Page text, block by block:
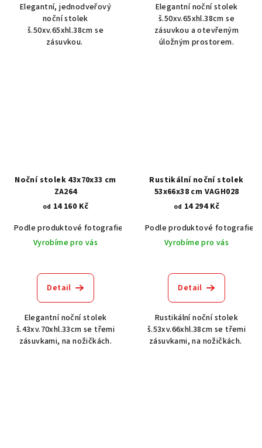
Elegantní, jednodveřový
noční stolek
š.50xv.65xhl.38cm se
zásuvkou.
Elegantní noční stolek
š.50xv.65xhl.38cm se
zásuvkou a otevřeným
úložným prostorem.
Noční stolek 43x70x33 cm
ZA264
od 14 160 Kč
Podle produktové fotografie
Akát vintage BT1551
Dub světlý
Vyrobíme pro vás
Detail
Elegantní noční stolek
š.43xv.70xhl.33cm se třemi
zásuvkami, na nožičkách.
Rustikální noční stolek
53x66x38 cm VAGH028
od 14 294 Kč
Podle produktové fotografie
Vyrobíme pro vás
Detail
Rustikální noční stolek
š.53xv.66xhl.38cm se třemi
zásuvkami, na nožičkách.